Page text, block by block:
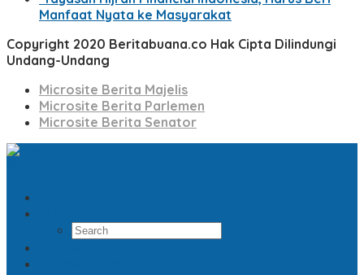
Manfaat Nyata ke Masyarakat
Copyright 2020 Beritabuana.co Hak Cipta Dilindungi
Undang-Undang
Microsite Berita Majelis
Microsite Berita Parlemen
Microsite Berita Senator